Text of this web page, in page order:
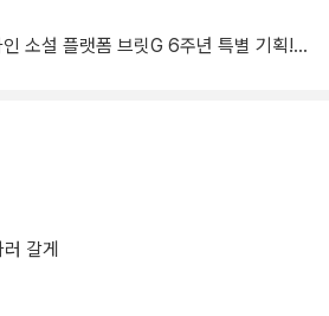
소설 플랫폼 브릿G 6주년 특별 기획!
『당신이 찾아 헤매는 건 책이 아니야!』
출간되었다. 본 작품집은 브릿G의 독특
참여한 작품을 선별해 엮은 것으로, 2022
1년 동안 브릿G에서 매달 진행된 소일
갈게